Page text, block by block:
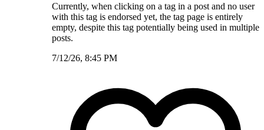
Currently, when clicking on a tag in a post and no user
with this tag is endorsed yet, the tag page is entirely
empty, despite this tag potentially being used in multiple
posts.
7/12/26, 8:45 PM